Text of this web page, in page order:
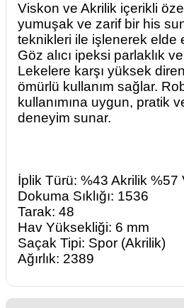
Viskon ve Akrilik içerikli
yumuşak ve zarif bir his
teknikleri ile işlenerek elde
Göz alıcı ipeksi parlaklık
Lekelere karşı yüksek
ömürlü kullanım sağlar.
kullanımına uygun, pratik
deneyim sunar.
İplik Türü: %43 Akrilik %57
Dokuma Sıklığı: 1536
Tarak: 48
Hav Yüksekliği: 6 mm
Saçak Tipi: Spor (Akrilik)
Ağırlık: 2389